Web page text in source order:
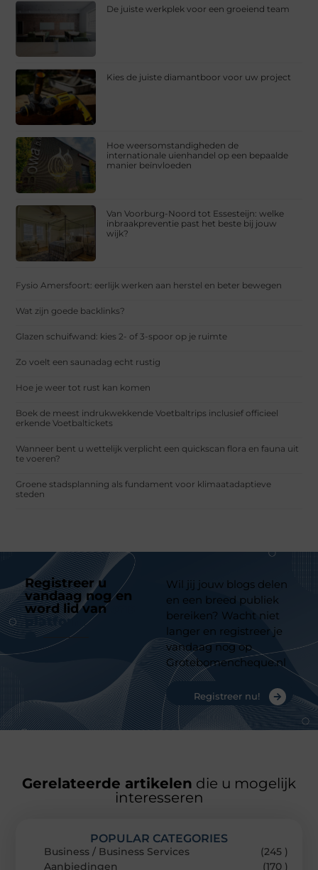
De juiste werkplek voor een groeiend team
Kies de juiste diamantboor voor uw project
Hoe weersomstandigheden de
internationale uienhandel op een bepaalde
manier beïnvloeden
Van Voorburg-Noord tot Essesteijn: welke
inbraakpreventie past het beste bij jouw
wijk?
Fysio Amersfoort: eerlijk werken aan herstel en beter bewegen
Wat zijn goede backlinks?
Glazen schuifwand: kies 2- of 3-spoor op je ruimte
Zo voelt een saunadag echt rustig
Hoe je weer tot rust kan komen
Boek de meest indrukwekkende Voetbaltrips inclusief officieel
erkende Voetbaltickets
Wanneer bent u wettelijk verplicht een quickscan flora en fauna uit
te voeren?
Groene stadsplanning als fundament voor klimaatadaptieve
steden
Registreer u
vandaag nog en
word lid van
platform
Wil jij jouw blogs delen
en een breed publiek
bereiken? Wacht niet
langer en registreer je
vandaag nog op
Grotebomencheque.nl
Registreer nu!
Gerelateerde artikelen die u mogelijk
interesseren
POPULAR CATEGORIES
Business / Business Services
(245 )
Aanbiedingen
(170 )